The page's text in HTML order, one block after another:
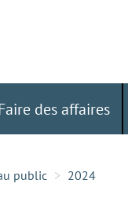
des affaires
public 2024